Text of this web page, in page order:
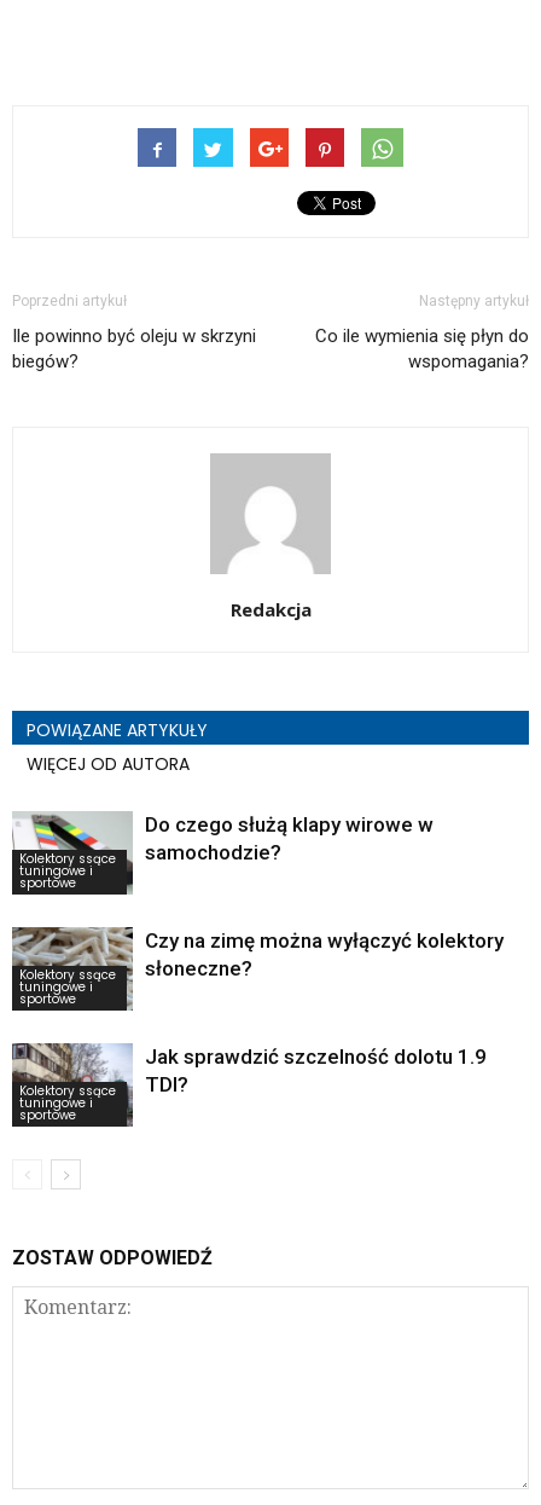
Poprzedni artykuł
Ile powinno być oleju w skrzyni
biegów?
Następny artykuł
Co ile wymienia się płyn do
wspomagania?
Redakcja
POWIĄZANE ARTYKUŁY
WIĘCEJ OD AUTORA
Kolektory ssące
tuningowe i
sportowe
Do czego służą klapy wirowe w
samochodzie?
Kolektory ssące
tuningowe i
sportowe
Czy na zimę można wyłączyć kolektory
słoneczne?
Kolektory ssące
tuningowe i
sportowe
Jak sprawdzić szczelność dolotu 1.9
TDI?
ZOSTAW ODPOWIEDŹ